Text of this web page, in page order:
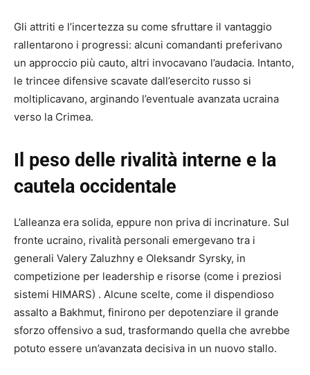
Gli attriti e l’incertezza su come sfruttare il vantaggio
rallentarono i progressi: alcuni comandanti preferivano
un approccio più cauto, altri invocavano l’audacia. Intanto,
le trincee difensive scavate dall’esercito russo si
moltiplicavano, arginando l’eventuale avanzata ucraina
verso la Crimea.
Il peso delle rivalità interne e la
cautela occidentale
L’alleanza era solida, eppure non priva di incrinature. Sul
fronte ucraino, rivalità personali emergevano tra i
generali Valery Zaluzhny e Oleksandr Syrsky, in
competizione per leadership e risorse (come i preziosi
sistemi HIMARS) . Alcune scelte, come il dispendioso
assalto a Bakhmut, finirono per depotenziare il grande
sforzo offensivo a sud, trasformando quella che avrebbe
potuto essere un’avanzata decisiva in un nuovo stallo.